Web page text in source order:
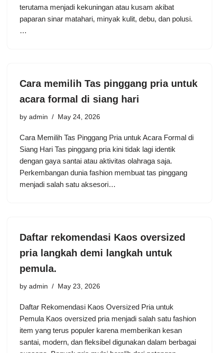
terutama menjadi kekuningan atau kusam akibat
paparan sinar matahari, minyak kulit, debu, dan polusi.
…
Cara memilih Tas pinggang pria untuk
acara formal di siang hari
by admin May 24, 2026
Cara Memilih Tas Pinggang Pria untuk Acara Formal di
Siang Hari Tas pinggang pria kini tidak lagi identik
dengan gaya santai atau aktivitas olahraga saja.
Perkembangan dunia fashion membuat tas pinggang
menjadi salah satu aksesori…
Daftar rekomendasi Kaos oversized
pria langkah demi langkah untuk
pemula.
by admin May 23, 2026
Daftar Rekomendasi Kaos Oversized Pria untuk
Pemula Kaos oversized pria menjadi salah satu fashion
item yang terus populer karena memberikan kesan
santai, modern, dan fleksibel digunakan dalam berbagai